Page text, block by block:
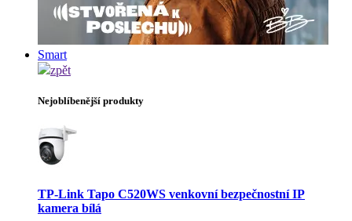
Smart
zpět
Nejoblíbenější produkty
TP-Link Tapo C520WS venkovní bezpečnostní IP
kamera bílá